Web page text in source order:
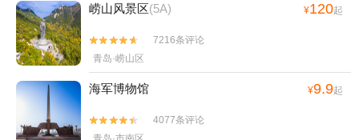
崂山风景区(5A) ¥120起


7216条评论
青岛·崂山区
海军博物馆 ¥9.9起


4077条评论